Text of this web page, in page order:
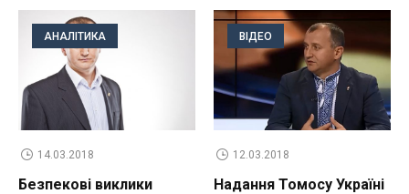
АНАЛІТИКА
14.03.2018
Безпекові виклики
ВІДЕО
12.03.2018
Надання Томосу Україні